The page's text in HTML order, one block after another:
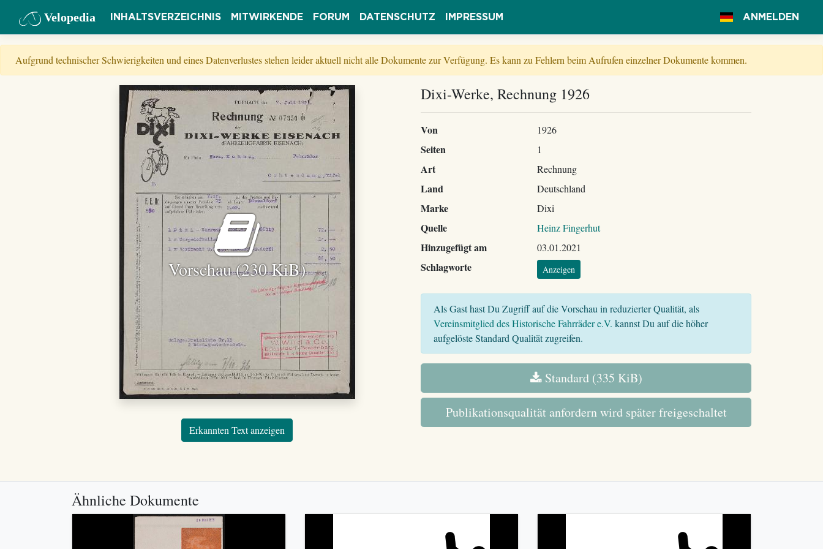
Velopedia INHALTSVERZEICHNIS MITWIRKENDE FORUM DATENSCHUTZ IMPRESSUM ANMELDEN
Aufgrund technischer Schwierigkeiten und eines Datenverlustes stehen leider aktuell nicht alle Dokumente zur Verfügung. Es kann zu Fehlern beim Aufrufen einzelner Dokumente kommen.
Vorschau (230 KiB)
Erkannten Text anzeigen
Dixi-Werke, Rechnung 1926
Von 1926
Seiten 1
Art Rechnung
Land Deutschland
Marke Dixi
Quelle Heinz Fingerhut
Hinzugefügt am 03.01.2021
Schlagworte Anzeigen
Als Gast hast Du Zugriff auf die Vorschau in reduzierter Qualität, als
Vereinsmitglied des Historische Fahrräder e.V. kannst Du auf die höher
aufgelöste Standard Qualität zugreifen.
Standard (335 KiB)
Publikationsqualität anfordern wird später freigeschaltet
Ähnliche Dokumente